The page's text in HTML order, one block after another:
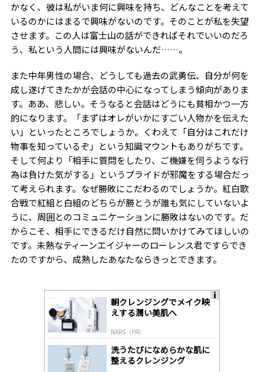
かなく、彼は私がいま何に興味を持ち、どんなことを考えて
いるのかにはまるで興味がないのです。そのことが私を失望
させます。この人は富士山の話ができればそれでいいのだろ
う、私という人間には興味がないんだ……。
また中年男性の場合、どうしても過去の武勇伝、自分が何を
成し遂げてきたかが会話の中心になってしまう傾向がありま
す。ああ、悲しい。そうなると会話はどうにも貧相かつ一方
的になります。「まずはオレがいかにすごい人物かを伝えた
い」といったところでしょうか。くわえて「自分はこれだけ
物事を知っているぞ」という知識マウントもありがちです。
そして何より「相手に質問をしたり、ご機嫌を伺うような行
為は負けた気がする」というプライドが邪魔をする場合だっ
て考えられます。なぜ勝敗にこだわるのでしょうか。紅白歌
合戦で紅組と白組のどちらが勝とうが誰も気にしていないよ
うに、周囲とのコミュニケーションに勝敗はないのです。だ
からこそ、相手にできるだけ自然に問いかけてみてほしいの
です。未熟なティーンエイジャーのローレンス君ですらでき
たのですから、成熟したあなたならきっとできます。
朝クレンジングでメイク映
えする潤い美肌へ
NARS（PR）
洗うたびになめらかな肌に
整えるクレンジング